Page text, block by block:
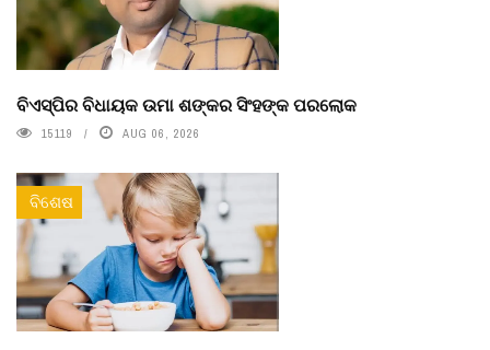
ବିଏସ୍‌ପିର ବିଧାୟକ ଉମା ଶଙ୍କର ସିଂହଙ୍କ ପରଲୋକ
15119 AUG 06, 2026
ବିଶେଷ